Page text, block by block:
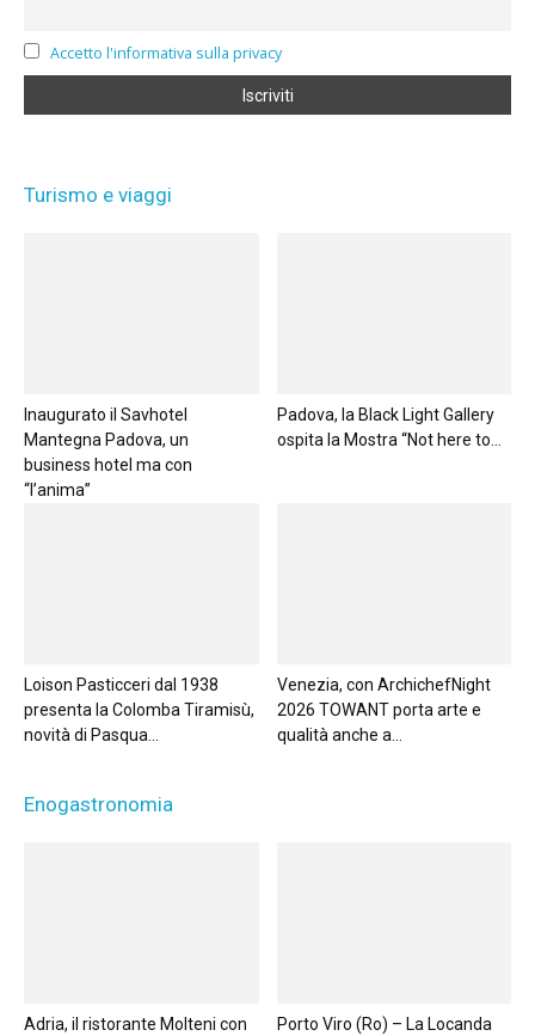
Accetto l'informativa sulla privacy
Turismo e viaggi
Inaugurato il Savhotel
Mantegna Padova, un
business hotel ma con
“l’anima”
Padova, la Black Light Gallery
ospita la Mostra “Not here to...
Loison Pasticceri dal 1938
presenta la Colomba Tiramisù,
novità di Pasqua...
Venezia, con ArchichefNight
2026 TOWANT porta arte e
qualità anche a...
Enogastronomia
Adria, il ristorante Molteni con
Porto Viro (Ro) – La Locanda